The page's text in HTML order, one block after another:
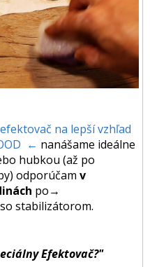
na lepší vzhľad
← nanášame ideálne
hubkou (až po
odporúčam v
po→
stabilizátorom.
Efektovač?"